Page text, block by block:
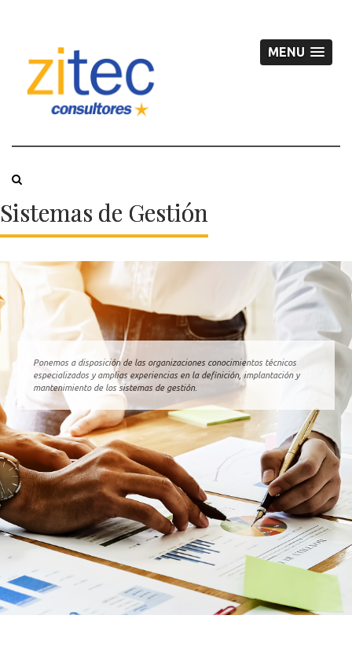
MENU
Sistemas de Gestión
Ponemos a disposición de las organizaciones conocimientos técnicos
especializados y amplias experiencias en la definición, implantación y
mantenimiento de los sistemas de gestión.